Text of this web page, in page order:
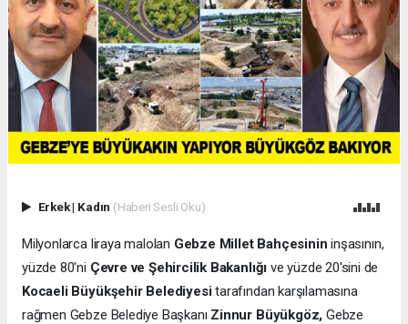
Erkek| Kadın (Haberi Sesli Oku)
Milyonlarca liraya malolan Gebze Millet Bahçesinin inşasının,
yüzde 80'ni Çevre ve Şehircilik Bakanlığı ve yüzde 20'sini de
Kocaeli Büyükşehir Belediyesitarafından karşılamasına
rağmen Gebze Belediye Başkanı Zinnur Büyükgöz, Gebze